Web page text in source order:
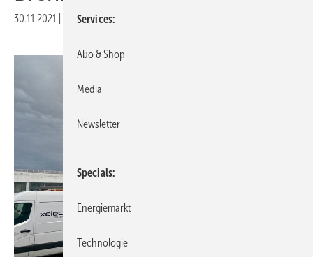
30.11.2021 Druckvorschau
Services
Abo & Shop
Media
Newsletter
Specials
Energiemarkt
Technologie